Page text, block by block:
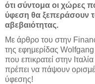
ότι σύντομα οι χώρες
ύφεση θα ξεπεράσουν
αβεβαιότητας.
Με άρθρο του στην
της εφημερίδας
που επικρατεί στην
πρέπει να πάψουν
ύφεσης!